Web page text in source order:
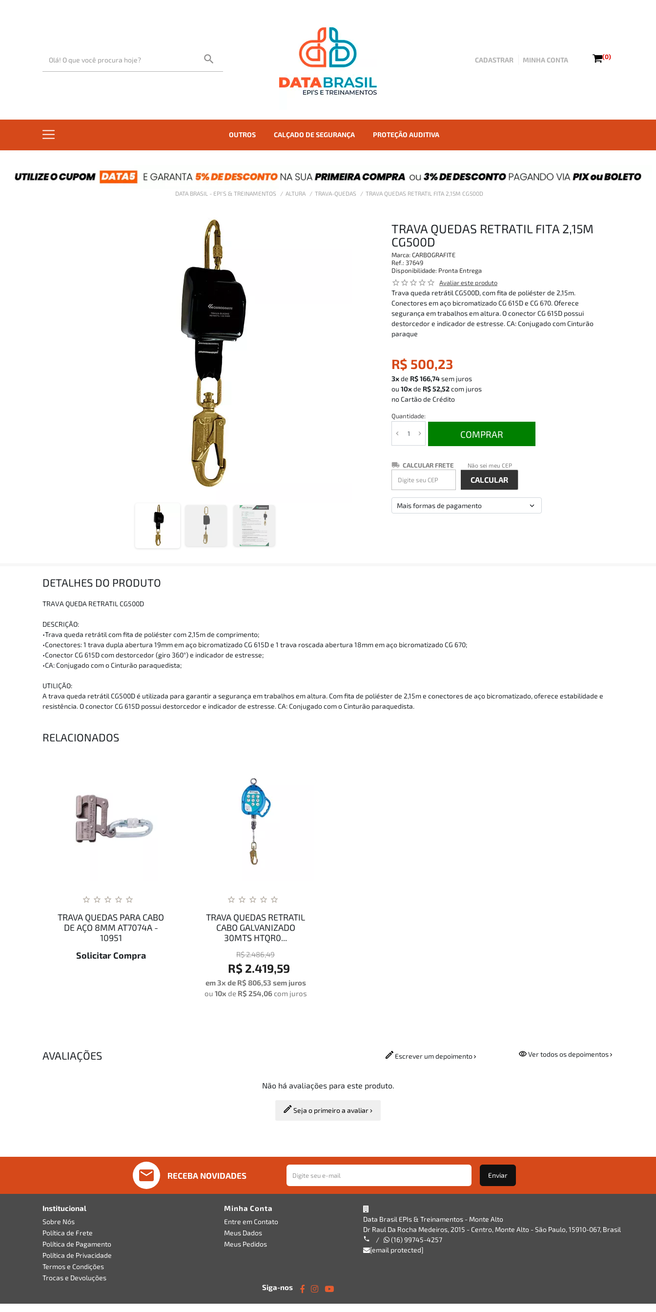
CADASTRAR MINHA CONTA (0)
OUTROS CALÇADO DE SEGURANÇA PROTEÇÃO AUDITIVA
DATA BRASIL - EPI'S & TREINAMENTOS ALTURA TRAVA-QUEDAS TRAVA QUEDAS RETRATIL FITA 2,15M CG500D
TRAVA QUEDAS RETRATIL FITA 2,15M
CG500D
Marca: CARBOGRAFITE
Ref.: 37649
Disponibilidade: Pronta Entrega
star_outline star_outline star_outline star_outline star_outline Avaliar este produto
Trava queda retrátil CG500D, com fita de poliéster de 2,15m.
Conectores em aço bicromatizado CG 615D e CG 670. Oferece
segurança em trabalhos em altura. O conector CG 615D possui
destorcedor e indicador de estresse. CA: Conjugado com Cinturão
paraque
R$ 500,23
3xde R$ 166,74sem juros
ou 10xde R$ 52,52com juros
no Cartão de Crédito
Quantidade:
COMPRAR
CALCULAR FRETE Não sei meu CEP
Mais formas de pagamento
DETALHES DO PRODUTO
TRAVA QUEDA RETRATIL CG500D
DESCRIÇÃO:
•Trava queda retrátil com fita de poliéster com 2,15m de comprimento;
•Conectores: 1 trava dupla abertura 19mm em aço bicromatizado CG 615D e 1 trava roscada abertura 18mm em aço bicromatizado CG 670;
•Conector CG 615D com destorcedor (giro 360°) e indicador de estresse;
•CA: Conjugado com o Cinturão paraquedista;
UTILIÇÃO:
A trava queda retrátil CG500D é utilizada para garantir a segurança em trabalhos em altura. Com fita de poliéster de 2,15m e conectores de aço bicromatizado, oferece estabilidade e
resistência. O conector CG 615D possui destorcedor e indicador de estresse. CA: Conjugado com o Cinturão paraquedista.
RELACIONADOS
TRAVA QUEDAS PARA CABO
DE AÇO 8MM AT7074A -
10951
Solicitar Compra
TRAVA QUEDAS RETRATIL
CABO GALVANIZADO
30MTS HTQR0...
R$ 2.486,49
R$ 2.419,59
em 3x de R$ 806,53 sem juros
ou 10x de R$ 254,06 com juros
AVALIAÇÕES Escrever um depoimento Ver todos os depoimentos
Não há avaliações para este produto.
Seja o primeiro a avaliar
RECEBA NOVIDADES Enviar
Institucional
Sobre Nós
Política de Frete
Política de Pagamento
Política de Privacidade
Termos e Condições
Trocas e Devoluções
Minha Conta
Entre em Contato
Meus Dados
Meus Pedidos
Data Brasil EPIs & Treinamentos - Monte Alto
Dr Raul Da Rocha Medeiros, 2015 - Centro, Monte Alto - São Paulo, 15910-067, Brasil
/
(16) 99745-4257
[email protected]
Siga-nos